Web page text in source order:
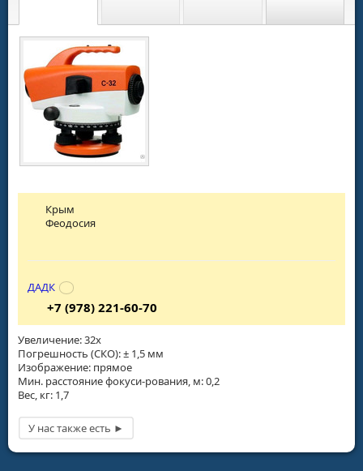
Увеличение: 32х
Погрешность (СКО): ± 1,5 мм
Изображение: прямое
Мин. расстояние фокуси-рования, м: 0,2
Вес, кг: 1,7
Крым
Феодосия
ДАДК
+7 (978) 221-60-70